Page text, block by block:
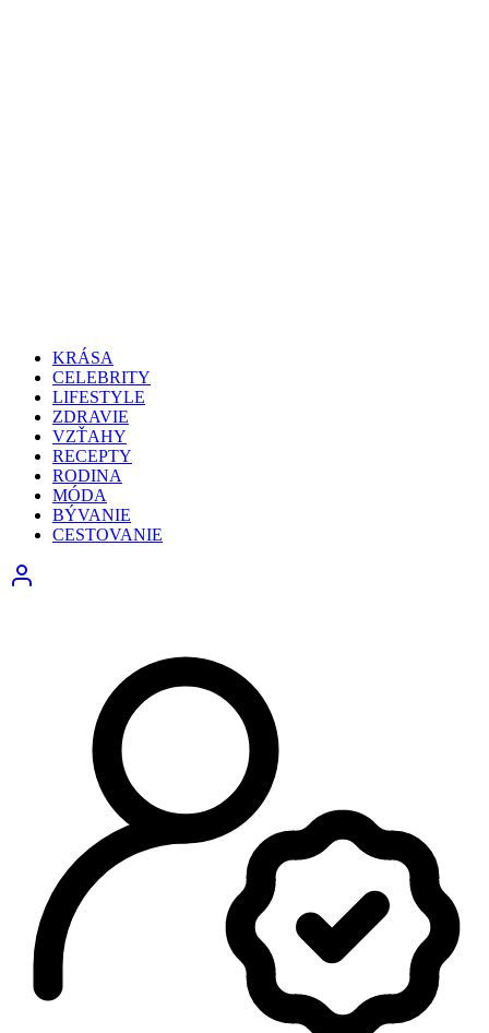
KRÁSA
CELEBRITY
LIFESTYLE
ZDRAVIE
VZŤAHY
RECEPTY
RODINA
MÓDA
BÝVANIE
CESTOVANIE